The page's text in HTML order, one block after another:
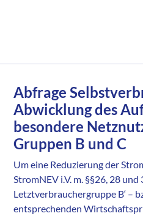
Abfrage
Abwicklung des
besondere
Gruppen B und C
Um eine Reduzierung der
StromNEV i.V. m. §§26, 28
Letztverbrauchergruppe B‘ –
entsprechenden